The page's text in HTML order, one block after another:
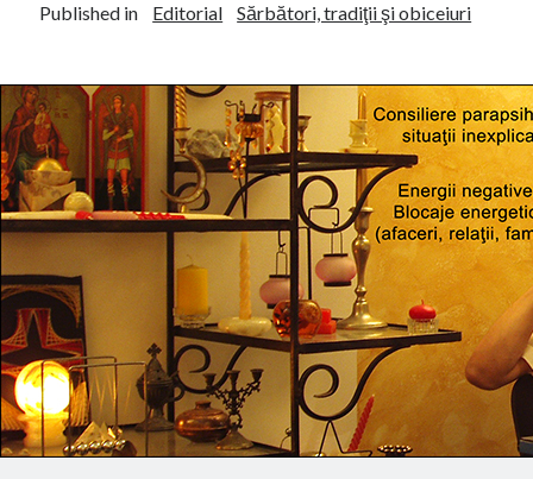
Published in Editorial Sărbători, tradiţii şi obiceiuri